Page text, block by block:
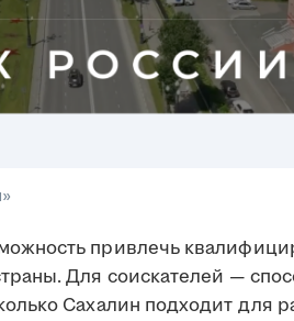
привлечь
Для соискателей —
Сахалин подходит для